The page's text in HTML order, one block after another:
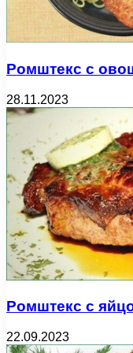
Ромштекс с
28.11.2023
Ромштекс с
22.09.2023